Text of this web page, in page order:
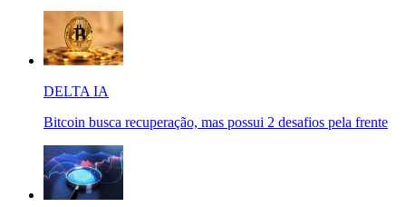
DELTA IA
Bitcoin busca recuperação, mas possui 2 desafios pela frente